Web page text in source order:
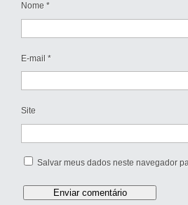
Nome *
E-mail *
Site
Salvar meus dados neste navegador